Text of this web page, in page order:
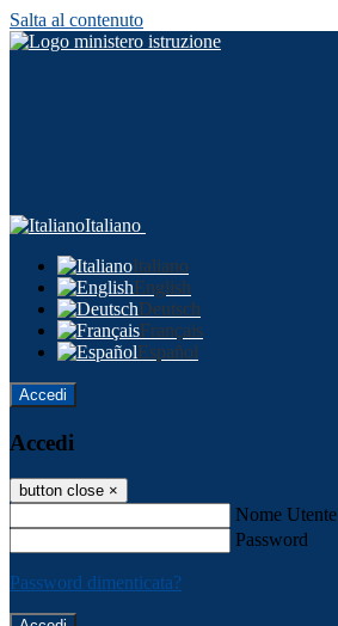
Salta al contenuto
Italiano
Italiano
English
Deutsch
Français
Español
Accedi
Accedi
button close ×
Nome Utente
Password
Password dimenticata?